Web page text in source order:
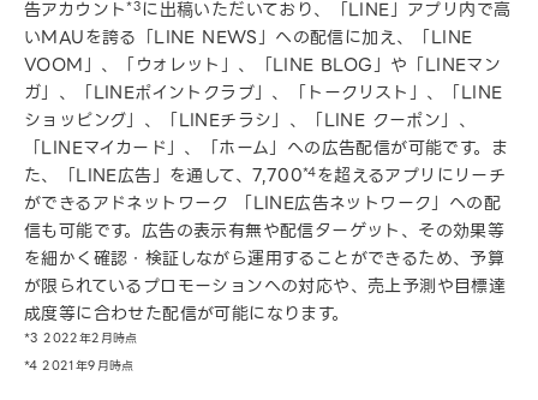
告アカウント*3に出稿いただいており、「LINE」アプリ内で高
いMAUを誇る「LINE NEWS」への配信に加え、「LINE
VOOM」、「ウォレット」、「LINE BLOG」や「LINEマン
ガ」、「LINEポイントクラブ」、「トークリスト」、「LINE
ショッピング」、「LINEチラシ」、「LINE クーポン」、
「LINEマイカード」、「ホーム」への広告配信が可能です。ま
た、「LINE広告」を通して、7,700*4を超えるアプリにリーチ
ができるアドネットワーク 「LINE広告ネットワーク」への配
信も可能です。広告の表示有無や配信ターゲット、その効果等
を細かく確認・検証しながら運用することができるため、予算
が限られているプロモーションへの対応や、売上予測や目標達
成度等に合わせた配信が可能になります。
*3 2022年2月時点
*4 2021年9月時点